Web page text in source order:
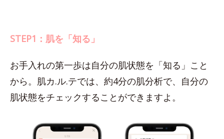
STEP1：肌を「知る」
お手入れの第一歩は自分の肌状態を「知る」こと
から。肌カ.ル.テでは、約4分の肌分析で、自分の
肌状態をチェックすることができますよ。